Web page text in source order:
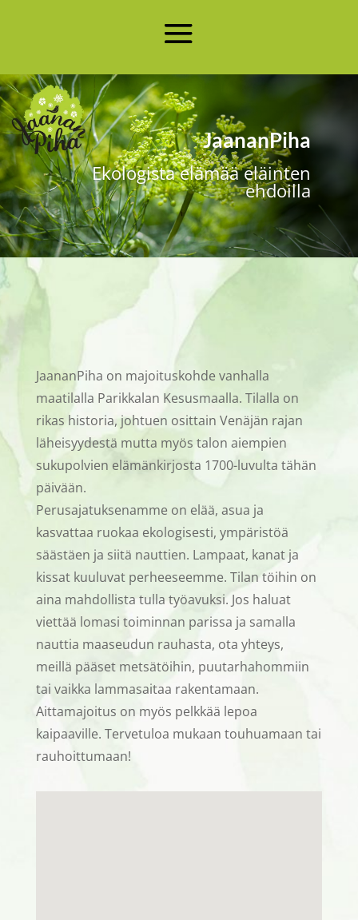
JaananPiha
Ekologista elämää eläinten
ehdoilla
JaananPiha on majoituskohde vanhalla
maatilalla Parikkalan Kesusmaalla. Tilalla on
rikas historia, johtuen osittain Venäjän rajan
läheisyydestä mutta myös talon aiempien
sukupolvien elämänkirjosta 1700-luvulta tähän
päivään.
Perusajatuksenamme on elää, asua ja
kasvattaa ruokaa ekologisesti, ympäristöä
säästäen ja siitä nauttien. Lampaat, kanat ja
kissat kuuluvat perheeseemme. Tilan töihin on
aina mahdollista tulla työavuksi. Jos haluat
viettää lomasi toiminnan parissa ja samalla
nauttia maaseudun rauhasta, ota yhteys,
meillä pääset metsätöihin, puutarhahommiin
tai vaikka lammasaitaa rakentamaan.
Aittamajoitus on myös pelkkää lepoa
kaipaaville. Tervetuloa mukaan touhuamaan tai
rauhoittumaan!